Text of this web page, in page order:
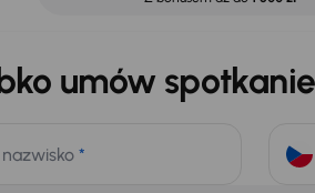
umów spotkanie
*